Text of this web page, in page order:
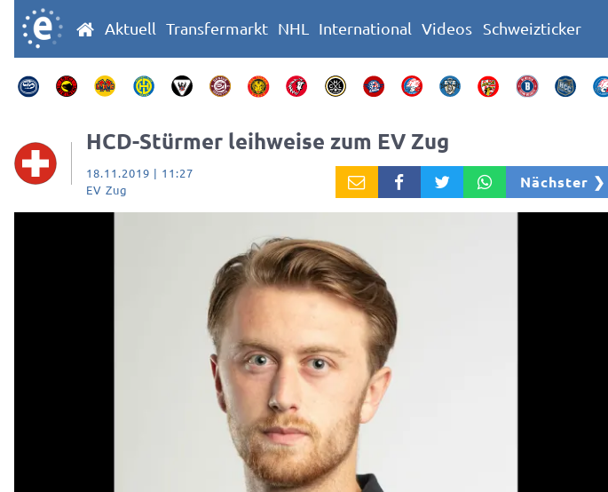
Aktuell Transfermarkt NHL International Videos Schweizticker
HCD-Stürmer leihweise zum EV Zug
18.11.2019 | 11:27
EV Zug
Nächster ❯